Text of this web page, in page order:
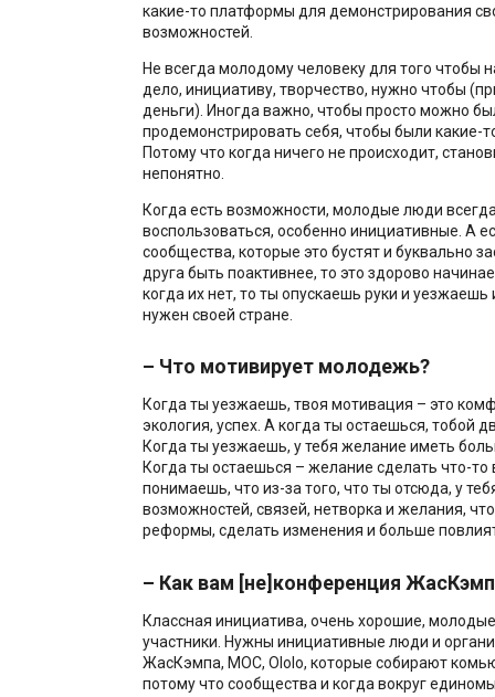
какие-то платформы для демонстрирования
возможностей.
Не всегда молодому человеку для того чтобы
дело, инициативу, творчество, нужно чтобы
деньги). Иногда важно, чтобы просто можно
продемонстрировать себя, чтобы были какие-
Потому что когда ничего не происходит,
непонятно.
Когда есть возможности, молодые люди
воспользоваться, особенно инициативные. А
сообщества, которые это бустят и буквально
друга быть поактивнее, то это здорово
когда их нет, то ты опускаешь руки и уезжаешь
нужен своей стране.
– Что мотивирует молодежь?
Когда ты уезжаешь, твоя мотивация – это
экология, успех. А когда ты остаешься, тобой
Когда ты уезжаешь, у тебя желание иметь
Когда ты остаешься – желание сделать что-то
понимаешь, что из-за того, что ты отсюда, у
возможностей, связей, нетворка и желания,
реформы, сделать изменения и больше
– Как вам [не]конференция
Классная инициатива, очень хорошие,
участники. Нужны инициативные люди и
ЖасКэмпа, МОС, Ololo, которые собирают
потому что сообщества и когда вокруг